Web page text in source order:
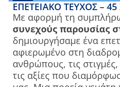
ΕΠΕΤΕΙΑΚΌ ΤΕΎΧΟΣ –
Με αφορμή τη
συνεχούς παρουσίας
δημιουργήσαμε ένα
αφιερωμένο στη
ανθρώπους, τις
τις αξίες που